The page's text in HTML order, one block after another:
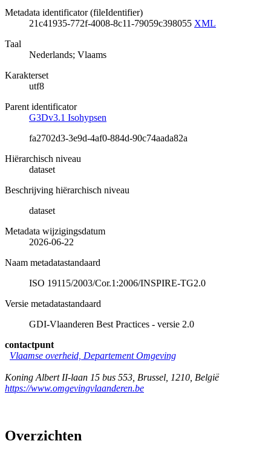
Metadata identificator (fileIdentifier)
21c41935-772f-4008-8c11-79059c398055 XML
Taal
Nederlands; Vlaams
Karakterset
utf8
Parent identificator
G3Dv3.1 Isohypsen
fa2702d3-3e9d-4af0-884d-90c74aada82a
Hiërarchisch niveau
dataset
Beschrijving hiërarchisch niveau
dataset
Metadata wijzigingsdatum
2026-06-22
Naam metadatastandaard
ISO 19115/2003/Cor.1:2006/INSPIRE-TG2.0
Versie metadatastandaard
GDI-Vlaanderen Best Practices - versie 2.0
contactpunt
Vlaamse overheid, Departement Omgeving
Koning Albert II-laan 15 bus 553 Brussel 1210 België
https://www.omgevingvlaanderen.be
Overzichten